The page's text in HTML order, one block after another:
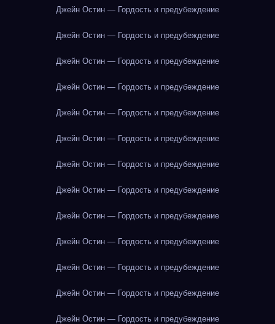
Джейн Остин — Гордость и предубеждение
Джейн Остин — Гордость и предубеждение
Джейн Остин — Гордость и предубеждение
Джейн Остин — Гордость и предубеждение
Джейн Остин — Гордость и предубеждение
Джейн Остин — Гордость и предубеждение
Джейн Остин — Гордость и предубеждение
Джейн Остин — Гордость и предубеждение
Джейн Остин — Гордость и предубеждение
Джейн Остин — Гордость и предубеждение
Джейн Остин — Гордость и предубеждение
Джейн Остин — Гордость и предубеждение
Джейн Остин — Гордость и предубеждение